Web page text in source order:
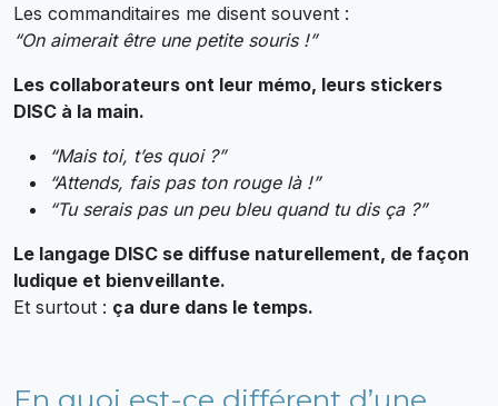
Les commanditaires me disent souvent :
“On aimerait être une petite souris !”
Les collaborateurs ont leur mémo, leurs stickers
DISC à la main.
“Mais toi, t’es quoi ?”
“Attends, fais pas ton rouge là !”
“Tu serais pas un peu bleu quand tu dis ça ?”
Le langage DISC se diffuse naturellement, de façon
ludique et bienveillante.
Et surtout : ça dure dans le temps.